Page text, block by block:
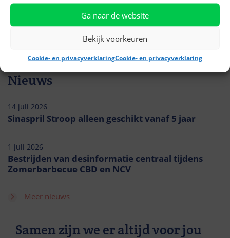
Ga naar de website
Bekijk voorkeuren
Cookie- en privacyverklaringCookie- en privacyverklaring
Nieuws
14 juli 2026
Sinaspril Stroop alleen geschikt vanaf 5 jaar
1 juli 2026
Bestrijden van desinformatie centraal tijdens
Zomerbarbecue CBD en NCV
Meer nieuws
Samen zijn we er altijd voor jou